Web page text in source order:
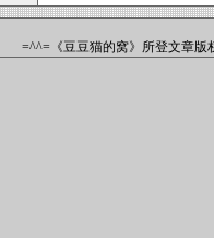
=^^=《豆豆猫的窝》所登文章版